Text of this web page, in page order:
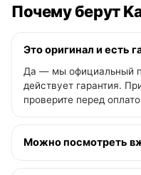
Почему берут
Это оригинал и есть
Да — мы официальный
действует гарантия.
проверите перед
Можно посмотреть